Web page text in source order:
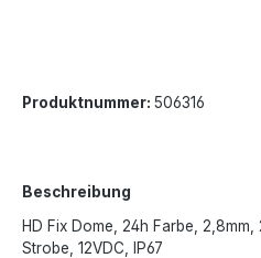
Produktnummer: 506316
Beschreibung
HD Fix Dome, 24h Farbe, 2,8mm,
Strobe, 12VDC, IP67